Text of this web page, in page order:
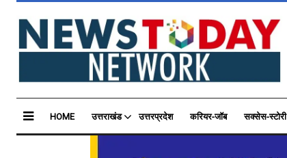
HOME उत्तराखंड उत्तरप्रदेश करियर-जॉब सक्सेस-स्टोरी